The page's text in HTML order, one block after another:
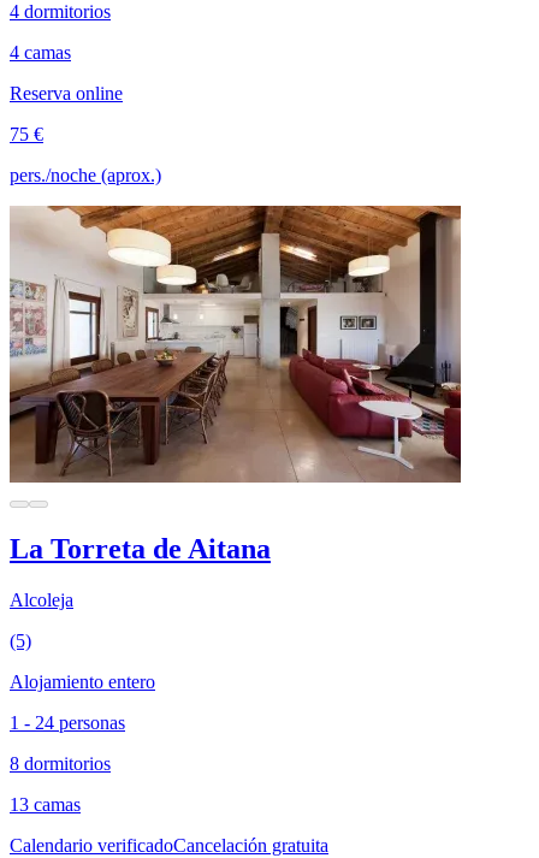
4 dormitorios
4 camas
Reserva online
75 €
pers./noche (aprox.)
La Torreta de Aitana
Alcoleja
(5)
Alojamiento entero
1 - 24 personas
8 dormitorios
13 camas
Calendario verificadoCancelación gratuita